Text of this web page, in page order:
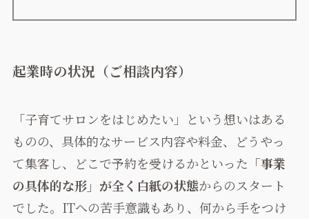
起業時の状況（ご相談内容）
「子育てサロンをはじめたい」という想いはある
ものの、具体的なサービス内容や料金、どうやっ
て集客し、どこで予約を受けるかといった 「事業
の具体的な形」が全く白紙の状態からのスタート
でした。ITへの苦手意識もあり、何から手をつけ